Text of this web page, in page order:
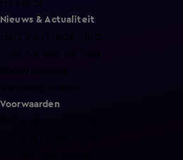
Nieuws & Actualiteit
Voorwaarden